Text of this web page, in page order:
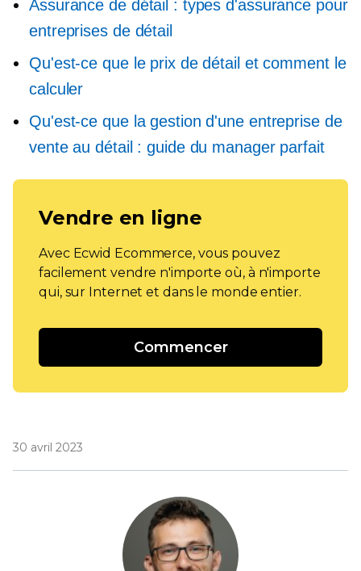
Assurance de détail : types d'assurance pour
entreprises de détail
Qu'est-ce que le prix de détail et comment le
calculer
Qu'est-ce que la gestion d'une entreprise de
vente au détail : guide du manager parfait
Vendre en ligne
Avec Ecwid Ecommerce, vous pouvez
facilement vendre n'importe où, à n'importe
qui, sur Internet et dans le monde entier.
Commencer
30 avril 2023